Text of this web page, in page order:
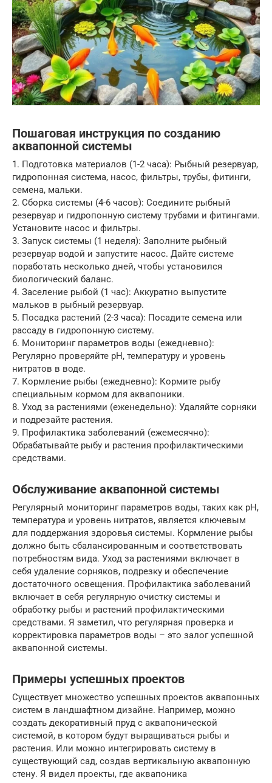
Пошаговая инструкция по созданию
аквапонной системы
1. Подготовка материалов (1-2 часа): Рыбный резервуар,
гидропонная система, насос, фильтры, трубы, фитинги,
семена, мальки.
2. Сборка системы (4-6 часов): Соедините рыбный
резервуар и гидропонную систему трубами и фитингами.
Установите насос и фильтры.
3. Запуск системы (1 неделя): Заполните рыбный
резервуар водой и запустите насос. Дайте системе
поработать несколько дней, чтобы установился
биологический баланс.
4. Заселение рыбой (1 час): Аккуратно выпустите
мальков в рыбный резервуар.
5. Посадка растений (2-3 часа): Посадите семена или
рассаду в гидропонную систему.
6. Мониторинг параметров воды (ежедневно):
Регулярно проверяйте pH, температуру и уровень
нитратов в воде.
7. Кормление рыбы (ежедневно): Кормите рыбу
специальным кормом для аквапоники.
8. Уход за растениями (еженедельно): Удаляйте сорняки
и подрезайте растения.
9. Профилактика заболеваний (ежемесячно):
Обрабатывайте рыбу и растения профилактическими
средствами.
Обслуживание аквапонной системы
Регулярный мониторинг параметров воды, таких как pH,
температура и уровень нитратов, является ключевым
для поддержания здоровья системы. Кормление рыбы
должно быть сбалансированным и соответствовать
потребностям вида. Уход за растениями включает в
себя удаление сорняков, подрезку и обеспечение
достаточного освещения. Профилактика заболеваний
включает в себя регулярную очистку системы и
обработку рыбы и растений профилактическими
средствами. Я заметил, что регулярная проверка и
корректировка параметров воды – это залог успешной
аквапонной системы.
Примеры успешных проектов
Существует множество успешных проектов аквапонных
систем в ландшафтном дизайне. Например, можно
создать декоративный пруд с аквапонической
системой, в котором будут выращиваться рыбы и
растения. Или можно интегрировать систему в
существующий сад, создав вертикальную аквапонную
стену. Я видел проекты, где аквапоника